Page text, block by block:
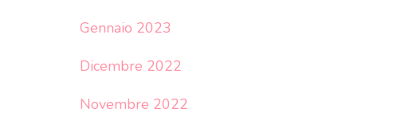
Gennaio 2023
Dicembre 2022
Novembre 2022